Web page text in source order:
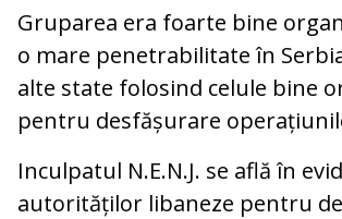
Gruparea era foarte bine
o mare penetrabilitate în
alte state folosind celule bine
pentru desfășurare
Inculpatul N.E.N.J. se află în
autorităților libaneze pentru